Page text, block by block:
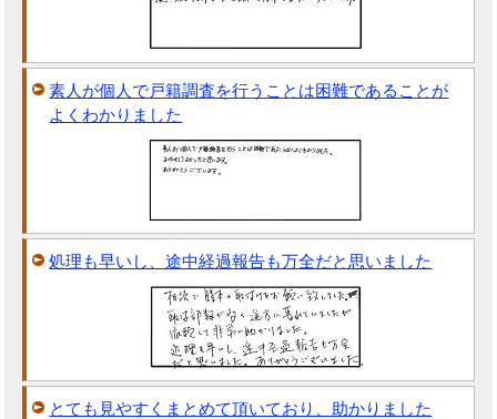
素人が個人で戸籍調査を行うことは困難であることが
よくわかりました
処理も早いし、途中経過報告も万全だと思いました
とても見やすくまとめて頂いており、助かりました